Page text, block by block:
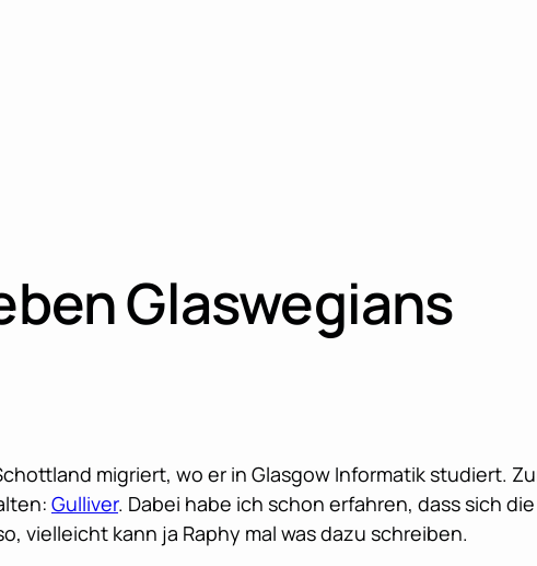
Glaswegians
migriert, wo er in Glasgow Informatik studiert.
Gulliver. Dabei habe ich schon erfahren, dass sich
vielleicht kann ja Raphy mal was dazu schreiben.